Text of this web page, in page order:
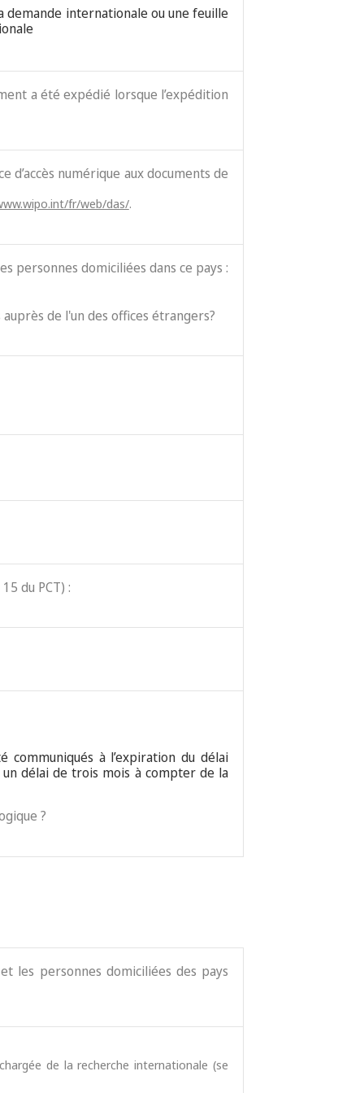
demande internationale ou une feuille
a été expédié lorsque l’expédition
numérique aux documents de
fr/web/das/.
personnes domiciliées dans ce pays :
de l'un des offices étrangers?
du PCT) :
à l’expiration du délai
un délai de trois mois à compter de la
?
les personnes domiciliées des pays
de la recherche internationale (se